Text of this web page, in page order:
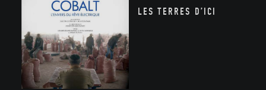
LES TERRES D’ICI